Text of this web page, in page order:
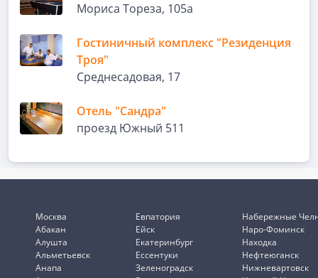
Мориса Тореза, 105а
Гостиничный комплекс "Резиденция
Троя"
Среднесадовая, 17
Отель "Сандра"
проезд Южный 511
Москва
Абакан
Алушта
Альметьевск
Анапа
Евпатория
Ейск
Екатеринбург
Ессентуки
Зеленоградск
Набережные
Наро-Фоминск
Находка
Нефтеюганск
Нижневартовск